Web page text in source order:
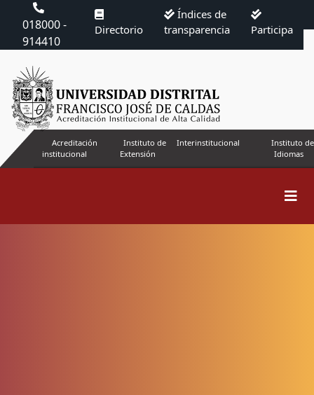
018000 -
914410
Directorio
Índices de
transparencia
Participa
Acreditación
institucional
Instituto de
Extensión
Interinstitucional
Instituto de
Idiomas